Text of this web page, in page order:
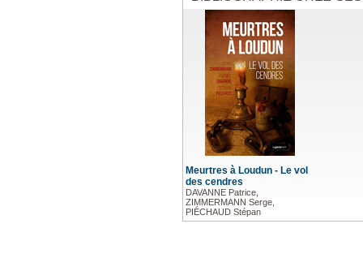
Meurtres à Loudun - Le vol
des cendres
DAVANNE Patrice,
ZIMMERMANN Serge,
PIÉCHAUD Stépan